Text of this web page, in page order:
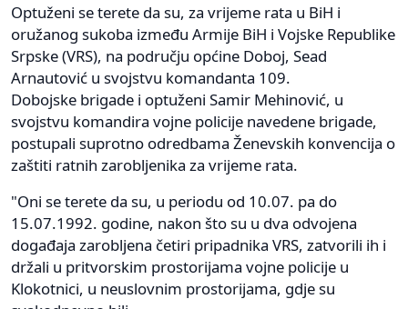
Optuženi se terete da su, za vrijeme rata u BiH i
oružanog sukoba između Armije BiH i Vojske Republike
Srpske (VRS), na području općine Doboj, Sead
Arnautović u svojstvu komandanta 109.
Dobojske brigade i optuženi Samir Mehinović, u
svojstvu komandira vojne policije navedene brigade,
postupali suprotno odredbama Ženevskih konvencija o
zaštiti ratnih zarobljenika za vrijeme rata.
"Oni se terete da su, u periodu od 10.07. pa do
15.07.1992. godine, nakon što su u dva odvojena
događaja zarobljena četiri pripadnika VRS, zatvorili ih i
držali u pritvorskim prostorijama vojne policije u
Klokotnici, u neuslovnim prostorijama, gdje su